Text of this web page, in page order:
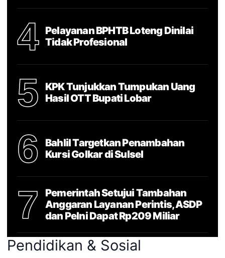
4
Pelayanan BPHTB Loteng Dinilai
Tidak Profesional
5
KPK Tunjukkan Tumpukan Uang
Hasil OTT Bupati Lobar
6
Bahlil Targetkan Penambahan
Kursi Golkar di Sulsel
7
Pemerintah Setujui Tambahan
Anggaran Layanan Perintis, ASDP
dan Pelni Dapat Rp209 Miliar
Pendidikan & Sosial